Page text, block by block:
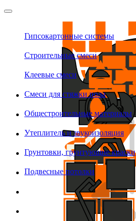
Гипсокартонные системы
Строительные смеси
Клеевые смеси
Смеси для стяжки пола
Общестроительные материалы
Утеплитель и звукоизоляция
Грунтовки, грунтующие краски
Подвесные потолки